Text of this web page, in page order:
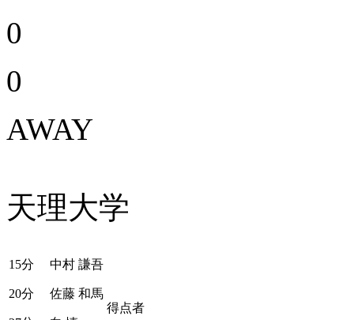
0
0
AWAY
天理大学
15分 中村 謙吾
20分 佐藤 和馬
得点者